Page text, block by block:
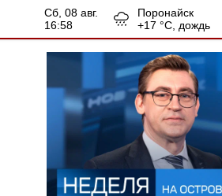
сб, 08 авг.
16:58
Поронайск
+17 °С, дождь